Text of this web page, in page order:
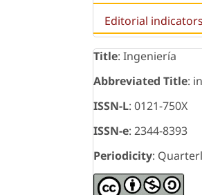
Editorial
Title: Ingeniería
Abbreviated Title:
ISSN-L: 0121-750X
ISSN-e: 2344-8393
Periodicity: